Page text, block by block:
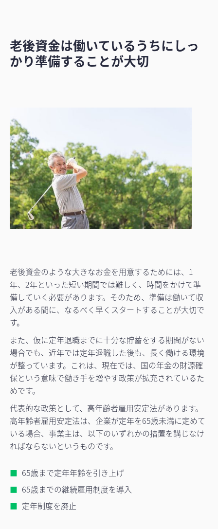
老後資金は働いているうちにしっ
かり準備することが大切
老後資金のような大きなお金を用意するためには、1
年、2年といった短い期間では難しく、時間をかけて準
備していく必要があります。そのため、準備は働いて収
入がある間に、なるべく早くスタートすることが大切で
す。
また、仮に定年退職までに十分な貯蓄をする期間がない
場合でも、近年では定年退職した後も、長く働ける環境
が整っています。これは、現在では、国の年金の財源確
保という意味で働き手を増やす政策が拡充されているた
めです。
代表的な政策として、高年齢者雇用安定法があります。
高年齢者雇用安定法は、企業が定年を65歳未満に定めて
いる場合、事業主は、以下のいずれかの措置を講じなけ
ればならないというものです。
65歳まで定年年齢を引き上げ
65歳までの継続雇用制度を導入
定年制度を廃止